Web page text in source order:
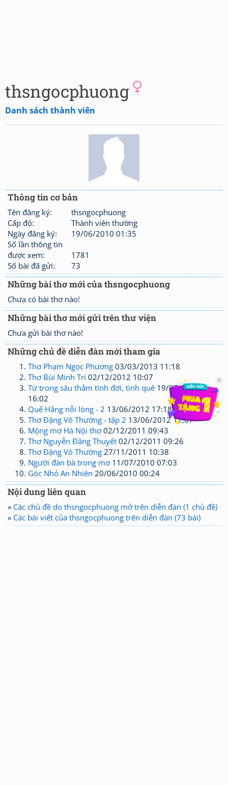
thsngocphuong
Danh sách thành viên
Thông tin cơ bản
Tên đăng ký:
thsngocphuong
Cấp độ:
Thành viên thường
Ngày đăng ký:
19/06/2010 01:35
Số lần thông tin
được xem:
1781
Số bài đã gửi:
73
Những bài thơ mới của thsngocphuong
Chưa có bài thơ nào!
Những bài thơ mới gửi trên thư viện
Chưa gửi bài thơ nào!
Những chủ đề diễn đàn mới tham gia
Thơ Phạm Ngọc Phương 03/03/2013 11:18
Thơ Bùi Minh Trí 02/12/2012 10:07
Từ trong sâu thẳm tình đời, tình quê 19/07/2012
16:02
Quế Hằng nỗi lòng - 2 13/06/2012 17:18
Thơ Đặng Vô Thường - tập 2 13/06/2012 17:07
Mộng mơ Hà Nội thơ02/12/2011 09:43
Thơ Nguyễn Đăng Thuyết 02/12/2011 09:26
Thơ Đặng Vô Thường 27/11/2011 10:38
Người đàn bà trong mơ11/07/2010 07:03
Góc Nhỏ An Nhiên 20/06/2010 00:24
Nội dung liên quan
» Các chủ đề do thsngocphuong mở trên diễn đàn (1 chủ đề)
» Các bài viết của thsngocphuong trên diễn đàn (73 bài)